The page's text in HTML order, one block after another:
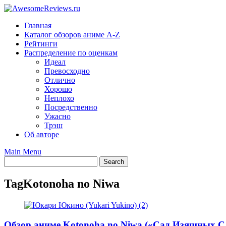
Skip
contentГлавная
Каталог обзоров аниме A-Z
Рейтинги
Распределение по оценкам
Идеал
Превосходно
Отлично
Хорошо
Неплохо
Посредственно
Ужасно
Трэш
Об авторе
Main Menu
TagKotonoha no Niwa